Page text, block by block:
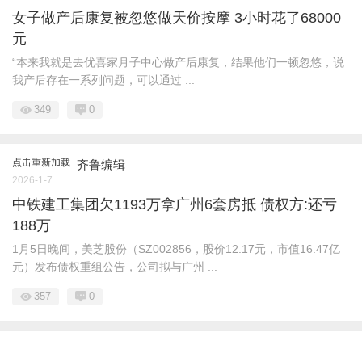
女子做产后康复被忽悠做天价按摩 3小时花了68000
元
“本来我就是去优喜家月子中心做产后康复，结果他们一顿忽悠，说
我产后存在一系列问题，可以通过 ...
349 0
点击重新加载 齐鲁编辑
2026-1-7
中铁建工集团欠1193万拿广州6套房抵 债权方:还亏
188万
1月5日晚间，美芝股份（SZ002856，股价12.17元，市值16.47亿
元）发布债权重组公告，公司拟与广州 ...
357 0